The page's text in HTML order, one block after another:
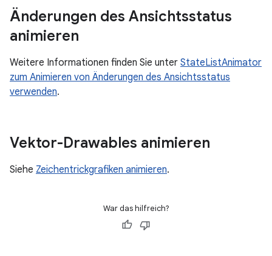
Änderungen des Ansichtsstatus
animieren
Weitere Informationen finden Sie unter StateListAnimator
zum Animieren von Änderungen des Ansichtsstatus
verwenden.
Vektor-Drawables animieren
Siehe Zeichentrickgrafiken animieren.
War das hilfreich?